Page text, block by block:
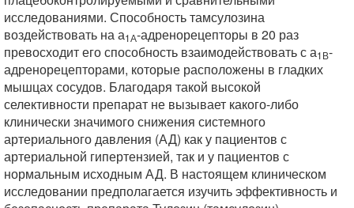
исследованиями. Способность тамсулозина
воздействовать на а1А-адренорецепторы в 20 раз
превосходит его способность взаимодействовать с а1В-
адренорецепторами, которые расположены в гладких
мышцах сосудов. Благодаря такой высокой
селективности препарат не вызывает какого-либо
клинически значимого снижения системного
артериального давления (АД) как у пациентов с
артериальной гипертензией, так и у пациентов с
нормальным исходным АД. В настоящем клиническом
исследовании предполагается изучить эффективность и